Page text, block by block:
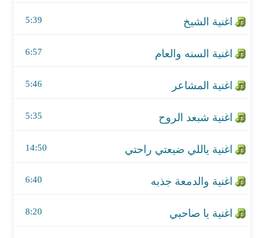
5:39
6:57
5:46
5:35
اغنية ياللي ضيعتي راحتي
14:50
6:40
8:20
اغنية ما دام وردك ذبل
اغنية عشرتي وياك مره
اغنية على الليل سهران